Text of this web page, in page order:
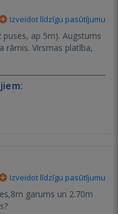
Izveidot līdzīgu pasūtījumu
ap 5m). Augstums
platība,
Izveidot līdzīgu pasūtījumu
garums un 2.70m